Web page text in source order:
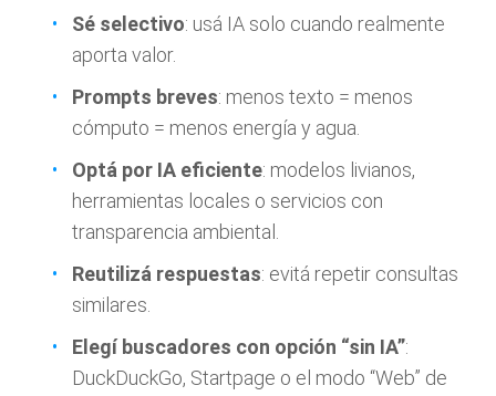
Sé selectivo: usá IA solo cuando realmente
aporta valor.
Prompts breves: menos texto = menos
cómputo = menos energía y agua.
Optá por IA eficiente: modelos livianos,
herramientas locales o servicios con
transparencia ambiental.
Reutilizá respuestas: evitá repetir consultas
similares.
Elegí buscadores con opción “sin IA”:
DuckDuckGo, Startpage o el modo “Web” de